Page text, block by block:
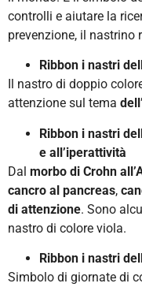
controlli e aiutare la
prevenzione, il nastrino
Ribbon i nastri
Il nastro di doppio
attenzione sul tema dell’
Ribbon i nastri
e all’iperattività
Dal morbo di Crohn
cancro al pancreas,
di attenzione. Sono
nastro di colore viola.
Ribbon i nastri
Simbolo di giornate di